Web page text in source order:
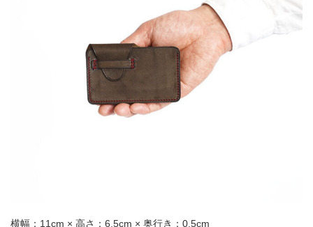
横幅：11cm × 高さ：6.5cm × 奥行き：0.5cm